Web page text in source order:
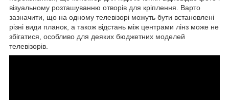
візуальному розташуванню отворів для кріплення. Варто
зазначити, що на одному телевізорі можуть бути встановлені
різні види планок, а також відстань між центрами лінз може не
збігатися, особливо для деяких бюджетних моделей
телевізорів.